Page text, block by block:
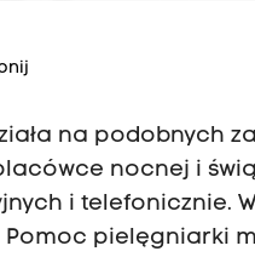
na podobnych
nocnej i
i telefonicznie.
pielęgniarki